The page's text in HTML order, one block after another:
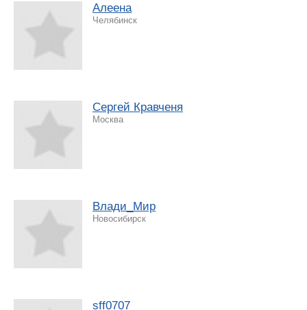
Алеена
Челябинск
Сергей Кравченя
Москва
Влади_Мир
Новосибирск
sff0707